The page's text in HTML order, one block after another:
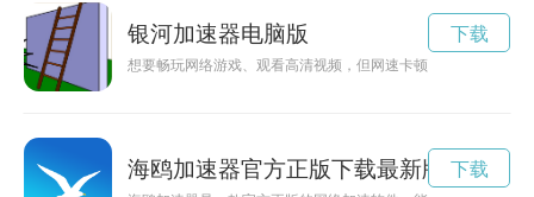
银河加速器电脑版
想要畅玩网络游戏、观看高清视频，但网速卡顿成为阻碍？现
下载
海鸥加速器官方正版下载最新版 下载